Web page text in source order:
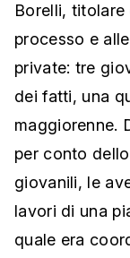
Borelli, titolare
processo e
private: tre
dei fatti, una
maggiorenne.
per conto
giovanili, le
lavori di una
quale era